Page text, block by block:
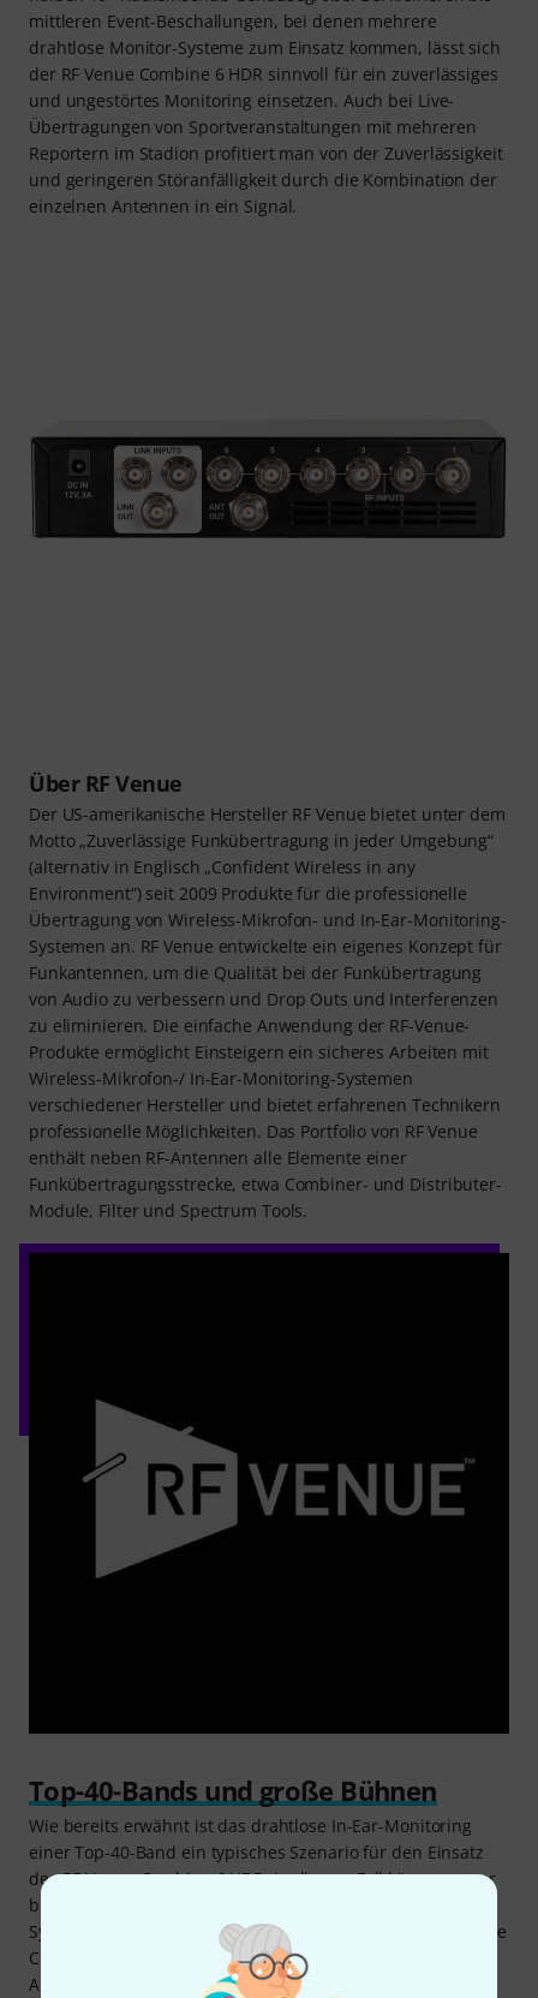
mittleren Event-Beschallungen, bei denen mehrere
drahtlose Monitor-Systeme zum Einsatz kommen, lässt sich
der RF Venue Combine 6 HDR sinnvoll für ein zuverlässiges
und ungestörtes Monitoring einsetzen. Auch bei Live-
Übertragungen von Sportveranstaltungen mit mehreren
Reportern im Stadion profitiert man von der Zuverlässigkeit
und geringeren Störanfälligkeit durch die Kombination der
einzelnen Antennen in ein Signal.
Über RF Venue
Der US-amerikanische Hersteller RF Venue bietet unter dem
Motto „Zuverlässige Funkübertragung in jeder Umgebung“
(alternativ in Englisch „Confident Wireless in any
Environment“) seit 2009 Produkte für die professionelle
Übertragung von Wireless-Mikrofon- und In-Ear-Monitoring-
Systemen an. RF Venue entwickelte ein eigenes Konzept für
Funkantennen, um die Qualität bei der Funkübertragung
von Audio zu verbessern und Drop Outs und Interferenzen
zu eliminieren. Die einfache Anwendung der RF-Venue-
Produkte ermöglicht Einsteigern ein sicheres Arbeiten mit
Wireless-Mikrofon-/ In-Ear-Monitoring-Systemen
verschiedener Hersteller und bietet erfahrenen Technikern
professionelle Möglichkeiten. Das Portfolio von RF Venue
enthält neben RF-Antennen alle Elemente einer
Funkübertragungsstrecke, etwa Combiner- und Distributer-
Module, Filter und Spectrum Tools.
Top-40-Bands und große Bühnen
Wie bereits erwähnt ist das drahtlose In-Ear-Monitoring
einer Top-40-Band ein typisches Szenario für den Einsatz
des RF Venue Combine 6 HDR. In diesem Fall können sogar
bis zu sechs komplett unterschiedliche In-Ear-Monitoring-
Systeme unterschiedlicher Hersteller mit Hilfe des RF Venue
Combine 6 HDR zusammengefasst und über eine einzige
Antenne übertragen werden. Dies erhöht die